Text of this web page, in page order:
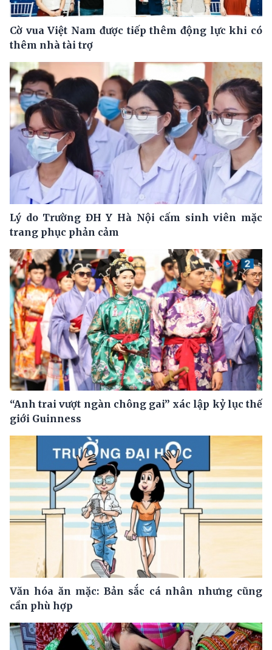
Cờ vua Việt Nam được tiếp thêm động lực khi có
thêm nhà tài trợ
Lý do Trường ĐH Y Hà Nội cấm sinh viên mặc
trang phục phản cảm
“Anh trai vượt ngàn chông gai” xác lập kỷ lục thế
giới Guinness
Văn hóa ăn mặc: Bản sắc cá nhân nhưng cũng
cần phù hợp